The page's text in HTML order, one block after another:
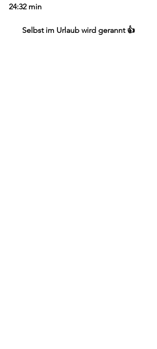
24:32 min
Selbst im Urlaub wird gerannt 👍